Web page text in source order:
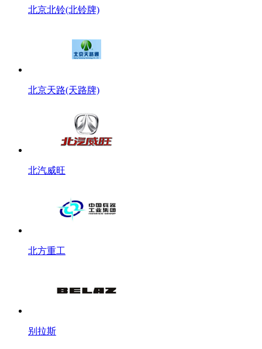
北京北铃(北铃牌)
北京天路(天路牌)
北汽威旺
北方重工
别拉斯